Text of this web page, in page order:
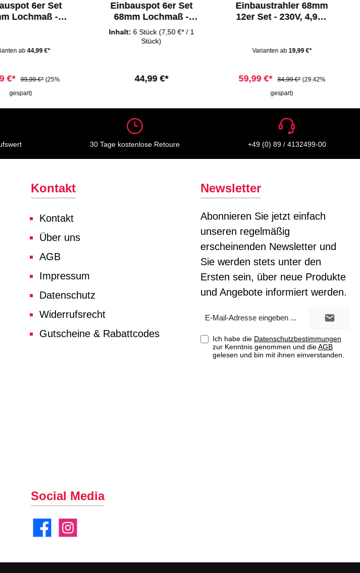
6er Set
Lochmaß -
nickel
ab44,99 €*
€* 99,99 €* (25%
gespart)
Einbauspot 6er Set
68mm Lochmaß -
230V, 4,8W, 400lm,
LED, warmweiß, matt-
Inhalt:6 Stück (7,50 €* / 1
Stück)
44,99 €*
Einbaustrahler 68mm
12er Set - 230V, 4,9W,
Varianten ab19,99 €*
59,99 €* 84,99 €* (29.42%
gespart)
30 Tage kostenlose Retoure +49 (0) 89 / 4132499-00
Kontakt
Kontakt
Über uns
AGB
Impressum
Datenschutz
Widerrufsrecht
Gutscheine & Rabattcodes
Newsletter
Abonnieren Sie jetzt einfach
unseren regelmäßig
erscheinenden Newsletter und
Sie werden stets unter den
Ersten sein, über neue Produkte
und Angebote informiert werden.
Mail-
Ich habe die Datenschutzbestimmungen
zur Kenntnis genommen und dieAGB
gelesen und bin mit ihnen einverstanden.
Social Media
FacebookInstagram